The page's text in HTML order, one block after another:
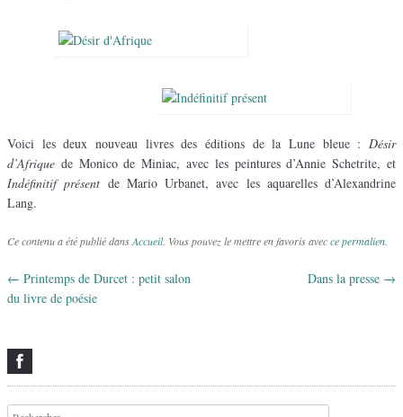
Voici les deux nouveau livres des éditions de la Lune bleue : Désir
d’Afrique de Monico de Miniac, avec les peintures d’Annie Schetrite, et
Indéfinitif présent de Mario Urbanet, avec les aquarelles d’Alexandrine
Lang.
Ce contenu a été publié dansAccueil. Vous pouvez le mettre en favoris avecce permalien
Navigation des articles
← Printemps de Durcet : petit salon
du livre de poésie
Dans la presse →
Recherche